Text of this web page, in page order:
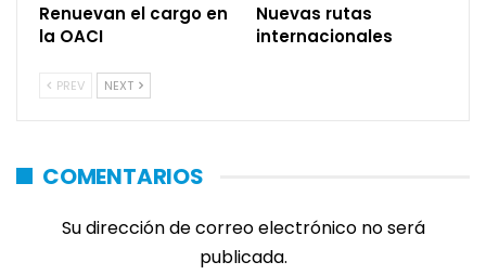
Renuevan el cargo en
la OACI
Nuevas rutas
internacionales
PREV NEXT
COMENTARIOS
Su dirección de correo electrónico no será
publicada.